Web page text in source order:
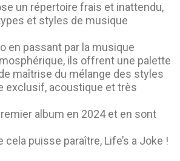
un répertoire frais et inattendu,
et styles de musique
en passant par la musique
ils offrent une palette
maîtrise du mélange des styles
exclusif, acoustique et très
album en 2024 et en sont
puisse paraître, Life’s a Joke !